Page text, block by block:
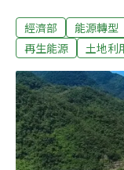
年底前推出《礦業
大為六組 因應新興
工業局、貿易局、
位，升格為產業發
署、中小及新創企
六司六處，下設10
產業多元創新、全
經濟部 能源轉型
再生能源
土地利